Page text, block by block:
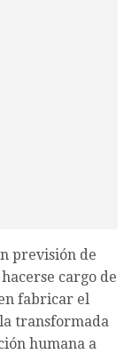
previsión de
cargo de
fabricar el
transformada
humana a